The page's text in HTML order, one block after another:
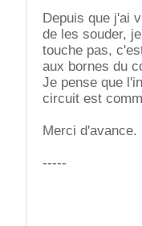
Depuis que j'ai
de les souder,
touche pas,
aux bornes du
Je pense que
circuit est
Merci d'avance.
-----